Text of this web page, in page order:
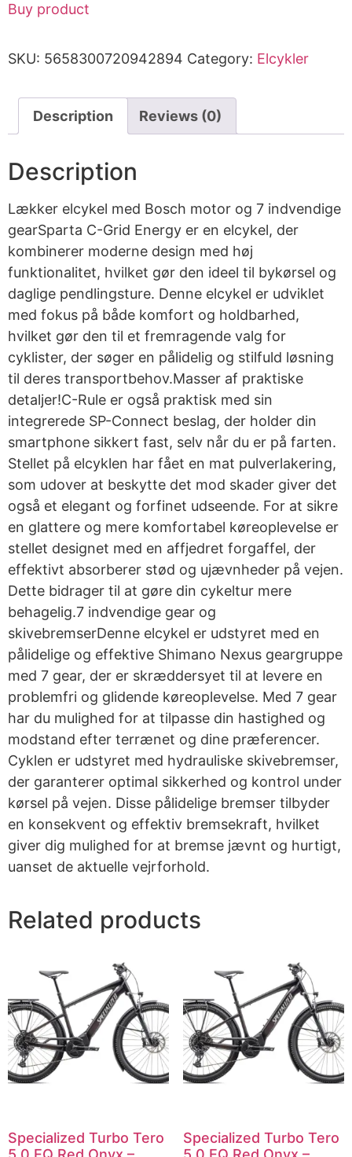
Buy product
SKU: 5658300720942894 Category: Elcykler
Description Reviews (0)
Description
Lækker elcykel med Bosch motor og 7 indvendige
gearSparta C-Grid Energy er en elcykel, der
kombinerer moderne design med høj
funktionalitet, hvilket gør den ideel til bykørsel og
daglige pendlingsture. Denne elcykel er udviklet
med fokus på både komfort og holdbarhed,
hvilket gør den til et fremragende valg for
cyklister, der søger en pålidelig og stilfuld løsning
til deres transportbehov.Masser af praktiske
detaljer!C-Rule er også praktisk med sin
integrerede SP-Connect beslag, der holder din
smartphone sikkert fast, selv når du er på farten.
Stellet på elcyklen har fået en mat pulverlakering,
som udover at beskytte det mod skader giver det
også et elegant og forfinet udseende. For at sikre
en glattere og mere komfortabel køreoplevelse er
stellet designet med en affjedret forgaffel, der
effektivt absorberer stød og ujævnheder på vejen.
Dette bidrager til at gøre din cykeltur mere
behagelig.7 indvendige gear og
skivebremserDenne elcykel er udstyret med en
pålidelige og effektive Shimano Nexus geargruppe
med 7 gear, der er skræddersyet til at levere en
problemfri og glidende køreoplevelse. Med 7 gear
har du mulighed for at tilpasse din hastighed og
modstand efter terrænet og dine præferencer.
Cyklen er udstyret med hydrauliske skivebremser,
der garanterer optimal sikkerhed og kontrol under
kørsel på vejen. Disse pålidelige bremser tilbyder
en konsekvent og effektiv bremsekraft, hvilket
giver dig mulighed for at bremse jævnt og hurtigt,
uanset de aktuelle vejrforhold.
Related products
Specialized Turbo Tero
Specialized Turbo Tero